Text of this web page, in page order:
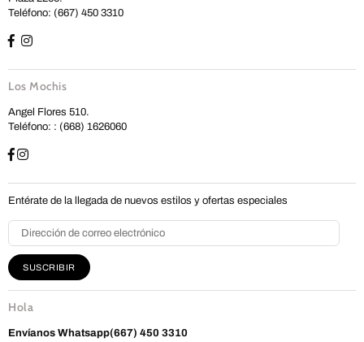
Teléfono: (667) 450 3310
Los Mochis
Angel Flores 510.
Teléfono: : (668) 1626060
Entérate de la llegada de nuevos estilos y ofertas especiales
SUSCRIBIR
Hola
Envíanos Whatsapp(667) 450 3310